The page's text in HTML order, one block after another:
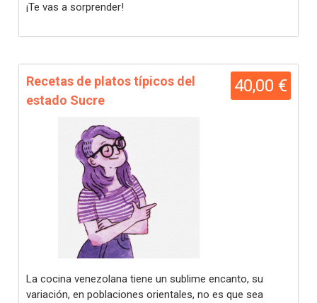
¡Te vas a sorprender!
40,00 €
Recetas de platos típicos del
estado Sucre
La cocina venezolana tiene un sublime encanto, su
variación, en poblaciones orientales, no es que sea